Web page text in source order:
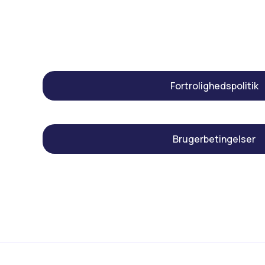
Fortrolighedspolitik
Brugerbetingelser